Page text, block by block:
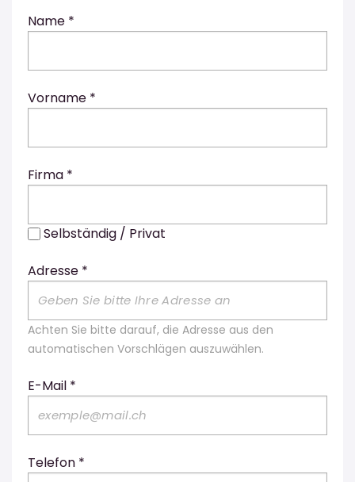
Name *
Vorname *
Firma *
Selbständig / Privat
Adresse *
Achten Sie bitte darauf, die Adresse aus den
automatischen Vorschlägen auszuwählen.
E-Mail *
Telefon *